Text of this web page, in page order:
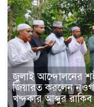
জুলাই আন্দোলনের
জিয়ারত করলেন
খন্দকার আব্দুর রাকিব